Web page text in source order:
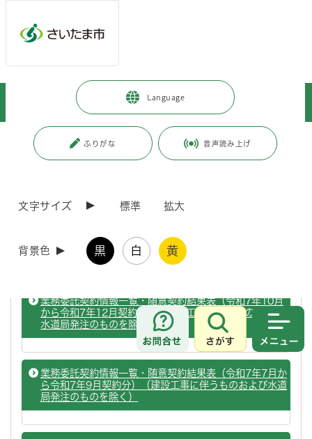
Language
ふりがな 音声読み上げ
文字サイズ 標準 拡大
背景色 黒 白 黄
お問合せ
さがす
事業者向けの情報 > 届出・手続き 入札・契約
入札結果・契約結果情報
業務委託（建設工事に伴うものを除く）
ページ番号：J002753
ら令和8年3月契約分）（建設工事に伴うものおよび水道
局発注のものを除く）
業務委託契約情報一覧・随意契約結果表（令和7年10月
から令和7年12月契約分）（建設工事に伴うものおよび
水道局発注のものを除く）
業務委託契約情報一覧・随意契約結果表（令和7年7月か
ら令和7年9月契約分）（建設工事に伴うものおよび水道
局発注のものを除く）